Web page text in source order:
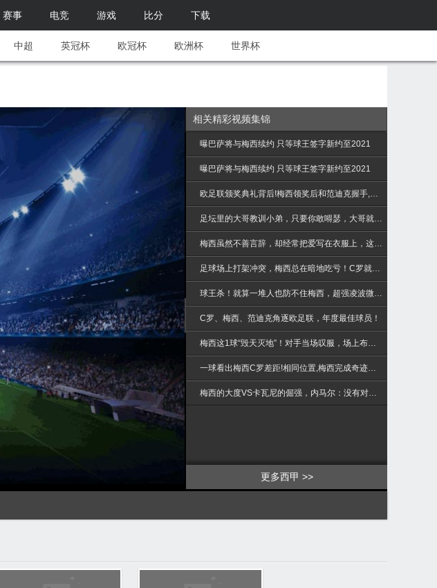
赛事 电竞 游戏 比分 下载
中超 英冠杯 欧冠杯 欧洲杯 世界杯
>
相关精彩视频集锦
曝巴萨将与梅西续约 只等球王签字新约至2021
曝巴萨将与梅西续约 只等球王签字新约至2021
欧足联颁奖典礼背后!梅西领奖后和范迪克握手,一旁的C罗扎心了
足坛里的大哥教训小弟，只要你敢嘚瑟，大哥就敢给你颜色瞧瞧
梅西虽然不善言辞，却经常把爱写在衣服上，这样的梅西怎能不爱！
足球场上打架冲突，梅西总在暗地吃亏！C罗就不吃一点亏
球王杀！就算一堆人也防不住梅西，超强凌波微步绝技
C罗、梅西、范迪克角逐欧足联，年度最佳球员！
梅西这1球“毁天灭地”！对手当场叹服，场上布教授也看傻眼！
一球看出梅西C罗差距!相同位置,梅西完成奇迹绝杀C罗滑稽踢空!
梅西的大度VS卡瓦尼的倔强，内马尔：没有对比就没有伤害
更多西甲